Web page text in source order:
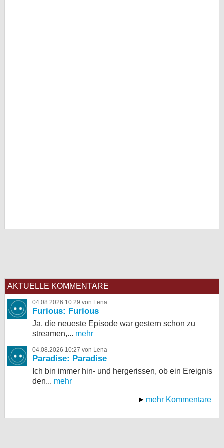
AKTUELLE KOMMENTARE
04.08.2026 10:29 von Lena
Furious: Furious
Ja, die neueste Episode war gestern schon zu
streamen,... mehr
04.08.2026 10:27 von Lena
Paradise: Paradise
Ich bin immer hin- und hergerissen, ob ein Ereignis
den... mehr
mehr Kommentare